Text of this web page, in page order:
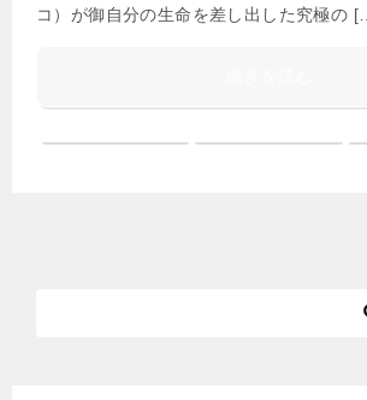
コ）が御自分の生命を差し出した究極の